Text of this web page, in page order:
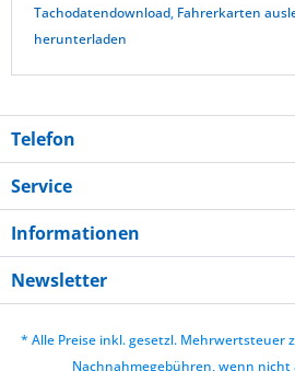
Tachodatendownload, Fahrerkarten
herunterladen
Telefon
Service
Informationen
Newsletter
* Alle Preise inkl. gesetzl. Mehrwertsteuer
Nachnahmegebühren, wenn nicht